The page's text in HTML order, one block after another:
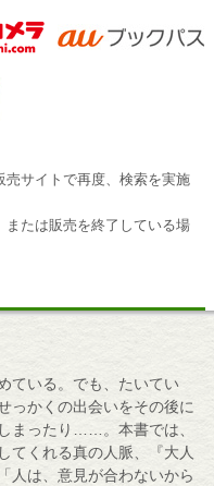
サイトで再度、検索を実施
たは販売を終了している場
ている。でも、たいてい
っかくの出会いをその後に
まったり……。本書では、
てくれる真の人脈、『大人
人は、意見が合わないから